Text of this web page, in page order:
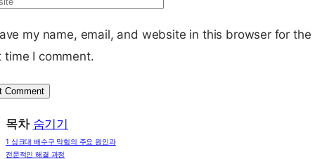
my name, email, and website in this browser for the
time I comment.
목차 숨기기
1 싱크대 배수구 막힘의 주요 원인과
전문적인 해결 과정